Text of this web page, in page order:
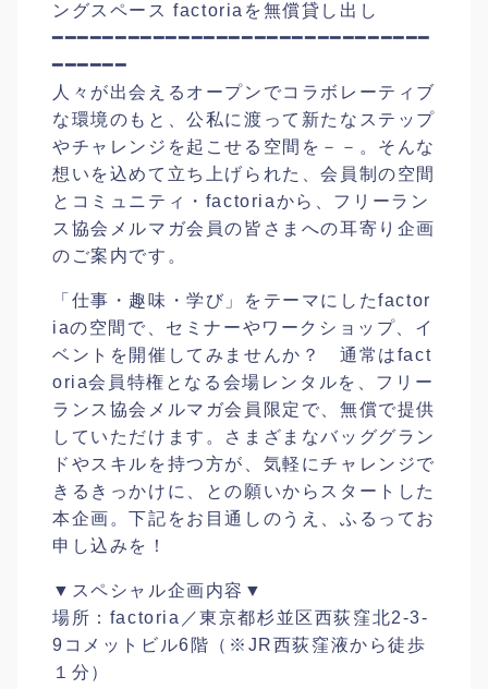
ングスペース factoriaを無償貸し出し
━━━━━━━━━━━━━━━━━━━━━━━━━━━━━━
━━━━━━
人々が出会えるオープンでコラボレーティブ
な環境のもと、公私に渡って新たなステップ
やチャレンジを起こせる空間を－－。そんな
想いを込めて立ち上げられた、会員制の空間
とコミュニティ・factoriaから、フリーラン
ス協会メルマガ会員の皆さまへの耳寄り企画
のご案内です。
「仕事・趣味・学び」をテーマにしたfactor
iaの空間で、セミナーやワークショップ、イ
ベントを開催してみませんか？ 通常はfact
oria会員特権となる会場レンタルを、フリー
ランス協会メルマガ会員限定で、無償で提供
していただけます。さまざまなバッググラン
ドやスキルを持つ方が、気軽にチャレンジで
きるきっかけに、との願いからスタートした
本企画。下記をお目通しのうえ、ふるってお
申し込みを！
▼スペシャル企画内容▼
場所：factoria／東京都杉並区西荻窪北2-3-
9コメットビル6階（※JR西荻窪液から徒歩
１分）